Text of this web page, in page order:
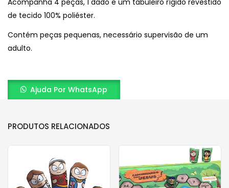
Acompanha 4 peças, 1 dado e um tabuleiro rígido revestido
de tecido 100% poliéster.
Contém peças pequenas, necessário supervisão de um
adulto.
Ajuda Por WhatsApp
PRODUTOS RELACIONADOS